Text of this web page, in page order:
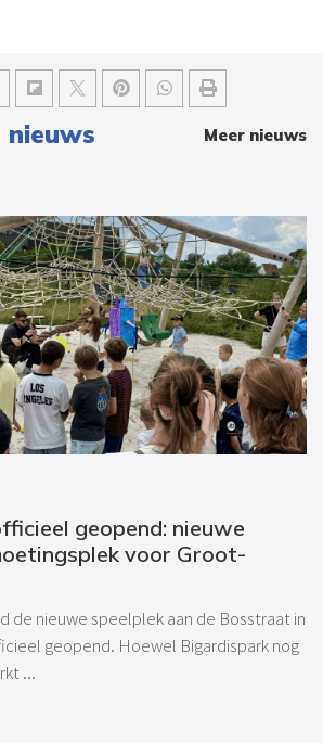
nieuws Meer nieuws
geopend: nieuwe
voor Groot-
de nieuwe speelplek aan de Bosstraat in
geopend. Hoewel Bigardispark nog
...